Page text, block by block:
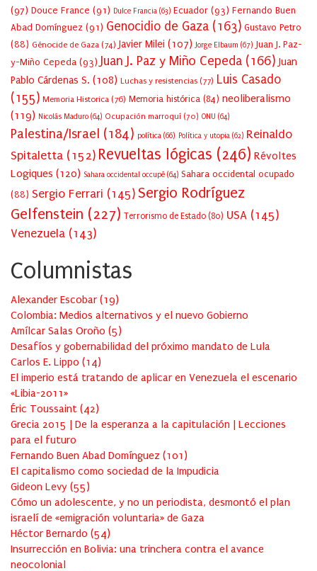
(97) Douce France (91) Dulce Francia (63) Ecuador (93) Fernando Buen
Abad Domínguez (91) Genocidio de Gaza (163) Gustavo Petro
(88) Génocide de Gaza (74) Javier Milei (107) Jorge Elbaum (67) Juan J. Paz-
y-Miño Cepeda (93) Juan J. Paz y Miño Cepeda (166) Juan
Pablo Cárdenas S. (108) Luchas y resistencias (77) Luis Casado
(155) Memoria Historica (76) Memoria histórica (84) neoliberalismo
(119) Nicolás Maduro (64) Ocupación marroquí (70) ONU (64)
Palestina/Israel (184) política (66) Política y utopia (62) Reinaldo
Spitaletta (152) Revueltas lógicas (246) Révoltes
Logiques (120) Sahara occidental occupé (64) Sahara occidental ocupado
(88) Sergio Ferrari (145) Sergio Rodríguez
Gelfenstein (227) Terrorismo de Estado (80) USA (145)
Venezuela (143)
Columnistas
Alexander Escobar (19)
Colombia: Medios alternativos y el nuevo Gobierno
Amílcar Salas Oroño (5)
Desafíos y gobernabilidad del próximo mandato de Lula
Carlos E. Lippo (14)
El imperio está tratando de aplicar en Venezuela el escenario
«Libia-2011»
Éric Toussaint (42)
Grecia 2015 | De la esperanza a la capitulación | Lecciones
para el futuro
Fernando Buen Abad Domínguez (101 )
El capitalismo como sociedad de la Impudicia
Gideon Levy (55)
Cómo un adolescente, y no un periodista, desmontó el plan
israelí de «emigración voluntaria» de Gaza
Héctor Bernardo (54)
Insurrección en Bolivia: una trinchera contra el avance
neocolonial